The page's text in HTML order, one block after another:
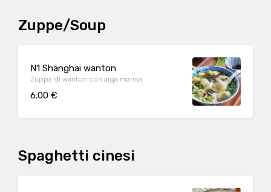
Zuppe/Soup
N1 Shanghai wanton
Zuppa di wanton con alga marina
6.00 €
Spaghetti cinesi